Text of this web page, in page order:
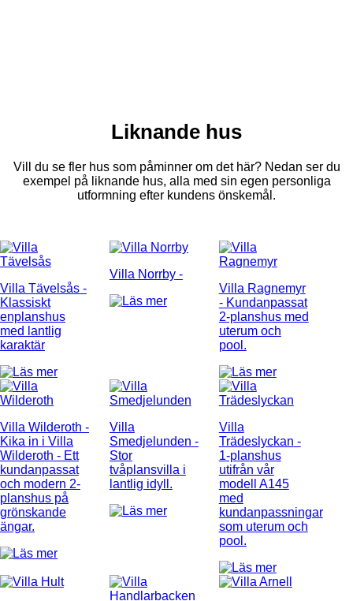
Liknande hus
Vill du se fler hus som påminner om det här? Nedan ser du
exempel på liknande hus, alla med sin egen personliga
utformning efter kundens önskemål.
Villa Tävelsås -
Klassiskt
enplanshus
med lantlig
karaktär
Villa Norrby-
Villa Ragnemyr
- Kundanpassat
2-planshus med
uterum och
pool.
Villa Wilderoth -
Kika in i Villa
Wilderoth - Ett
kundanpassat
och modern 2-
planshus på
grönskande
ängar.
Villa
Smedjelunden -
Stor
tvåplansvilla i
lantlig idyll.
Villa
Trädeslyckan -
1-planshus
utifrån vår
modell A145
med
kundanpassningar
som uterum och
pool.